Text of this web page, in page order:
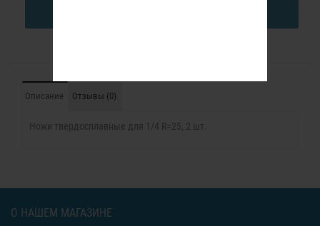
Описание Отзывы (0)
Ножи твердосплавные для 1/4 R=25, 2 шт.
О НАШЕМ МАГАЗИНЕ